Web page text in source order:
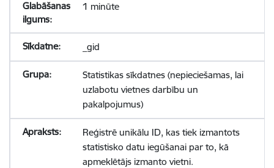
1 minūte
_gid
Statistikas sīkdatnes (nepieciešamas, lai
uzlabotu vietnes darbību un
pakalpojumus)
Reģistrē unikālu ID, kas tiek izmantots
statistisko datu iegūšanai par to, kā
apmeklētājs izmanto vietni.